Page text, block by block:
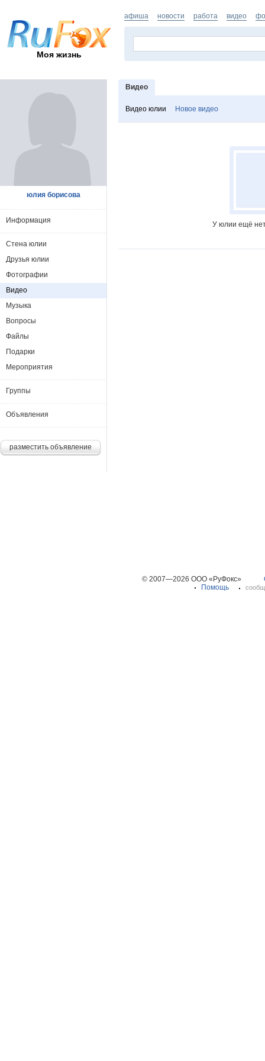
Моя жизнь
афиша новости работа видео
Видео
Видео юлии Новое видео
У юлии ещё
юлия борисова
Информация
Стена юлии
Друзья юлии
Фотографии
Видео
Музыка
Вопросы
Файлы
Подарки
Мероприятия
Группы
Объявления
разместить объявление
© 2007—2026 ООО «РуФокс»
Помощь